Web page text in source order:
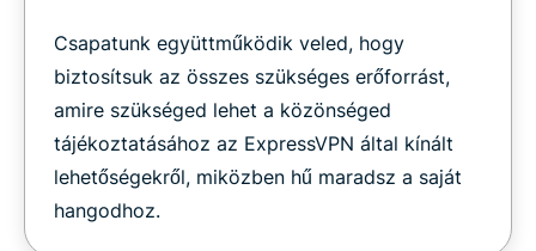
Csapatunk együttműködik veled, hogy
biztosítsuk az összes szükséges erőforrást,
amire szükséged lehet a közönséged
tájékoztatásához az ExpressVPN által kínált
lehetőségekről, miközben hű maradsz a saját
hangodhoz.